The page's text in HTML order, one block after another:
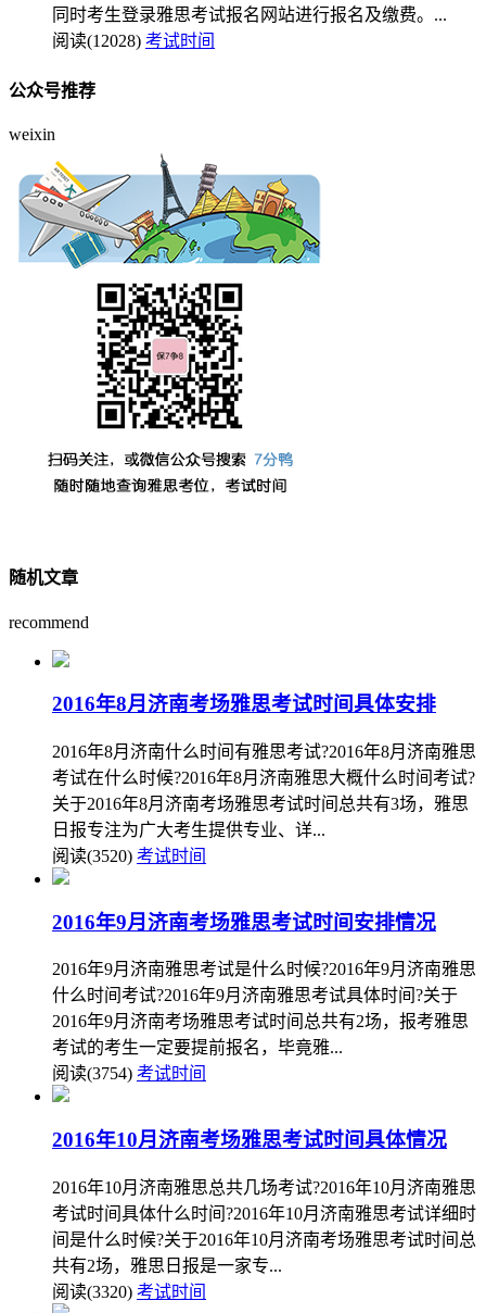
同时考生登录雅思考试报名网站进行报名及缴费。...
阅读(12028) 考试时间
公众号推荐
weixin
随机文章
recommend
2016年8月济南考场雅思考试时间具体安排
2016年8月济南什么时间有雅思考试?2016年8月济南雅思
考试在什么时候?2016年8月济南雅思大概什么时间考试?
关于2016年8月济南考场雅思考试时间总共有3场，雅思
日报专注为广大考生提供专业、详...
阅读(3520) 考试时间
2016年9月济南考场雅思考试时间安排情况
2016年9月济南雅思考试是什么时候?2016年9月济南雅思
什么时间考试?2016年9月济南雅思考试具体时间?关于
2016年9月济南考场雅思考试时间总共有2场，报考雅思
考试的考生一定要提前报名，毕竟雅...
阅读(3754) 考试时间
2016年10月济南考场雅思考试时间具体情况
2016年10月济南雅思总共几场考试?2016年10月济南雅思
考试时间具体什么时间?2016年10月济南雅思考试详细时
间是什么时候?关于2016年10月济南考场雅思考试时间总
共有2场，雅思日报是一家专...
阅读(3320) 考试时间